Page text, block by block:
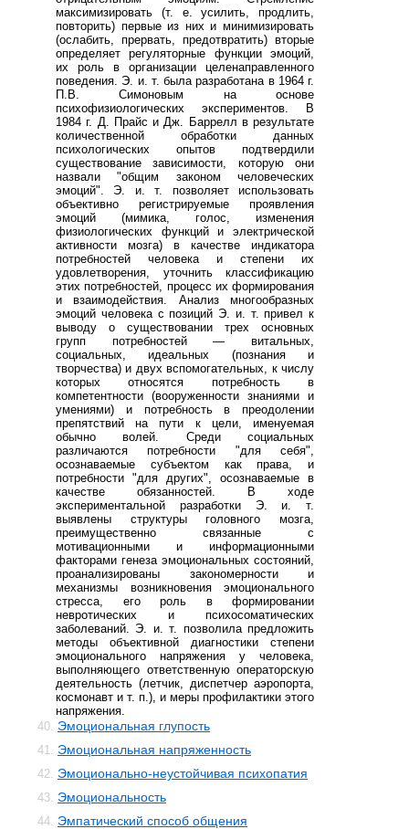
максимизировать (т. е. усилить, продлить,
повторить) первые из них и минимизировать
(ослабить, прервать, предотвратить) вторые
определяет регуляторные функции эмоций,
их роль в организации целенаправленного
поведения. Э. и. т. была разработана в 1964 г.
П.В. Симоновым на основе
психофизиологических экспериментов. В
1984 г. Д. Прайс и Дж. Баррелл в результате
количественной обработки данных
психологических опытов подтвердили
существование зависимости, которую они
назвали "общим законом человеческих
эмоций". Э. и. т. позволяет использовать
объективно регистрируемые проявления
эмоций (мимика, голос, изменения
физиологических функций и электрической
активности мозга) в качестве индикатора
потребностей человека и степени их
удовлетворения, уточнить классификацию
этих потребностей, процесс их формирования
и взаимодействия. Анализ многообразных
эмоций человека с позиций Э. и. т. привел к
выводу о существовании трех основных
групп потребностей — витальных,
социальных, идеальных (познания и
творчества) и двух вспомогательных, к числу
которых относятся потребность в
компетентности (вооруженности знаниями и
умениями) и потребность в преодолении
препятствий на пути к цели, именуемая
обычно волей. Среди социальных
различаются потребности "для себя",
осознаваемые субъектом как права, и
потребности "для других", осознаваемые в
качестве обязанностей. В ходе
экспериментальной разработки Э. и. т.
выявлены структуры головного мозга,
преимущественно связанные с
мотивационными и информационными
факторами генеза эмоциональных состояний,
проанализированы закономерности и
механизмы возникновения эмоционального
стресса, его роль в формировании
невротических и психосоматических
заболеваний. Э. и. т. позволила предложить
методы объективной диагностики степени
эмоционального напряжения у человека,
выполняющего ответственную операторскую
деятельность (летчик, диспетчер аэропорта,
космонавт и т. п.), и меры профилактики этого
напряжения.
40. Эмоциональная глупость
41. Эмоциональная напряженность
42. Эмоционально-неустойчивая психопатия
43. Эмоциональность
44. Эмпатический способ общения